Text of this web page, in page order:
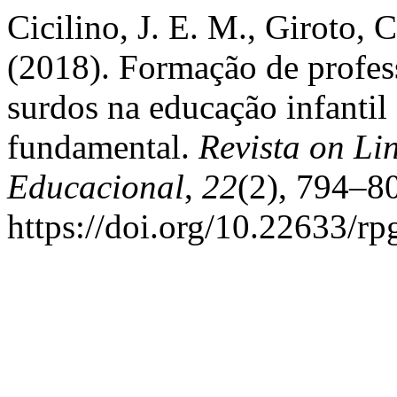
Cicilino, J. E. M., Giroto,
(2018). Formação de
surdos na educação
fundamental. Revista on
Educacional, 22(2),
https://doi.org/10.22633/